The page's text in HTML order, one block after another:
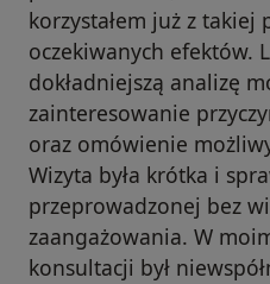
korzystałem już z takiej
oczekiwanych efektów.
dokładniejszą analizę
zainteresowanie
oraz omówienie
Wizyta była krótka i
przeprowadzonej bez
zaangażowania. W
konsultacji był